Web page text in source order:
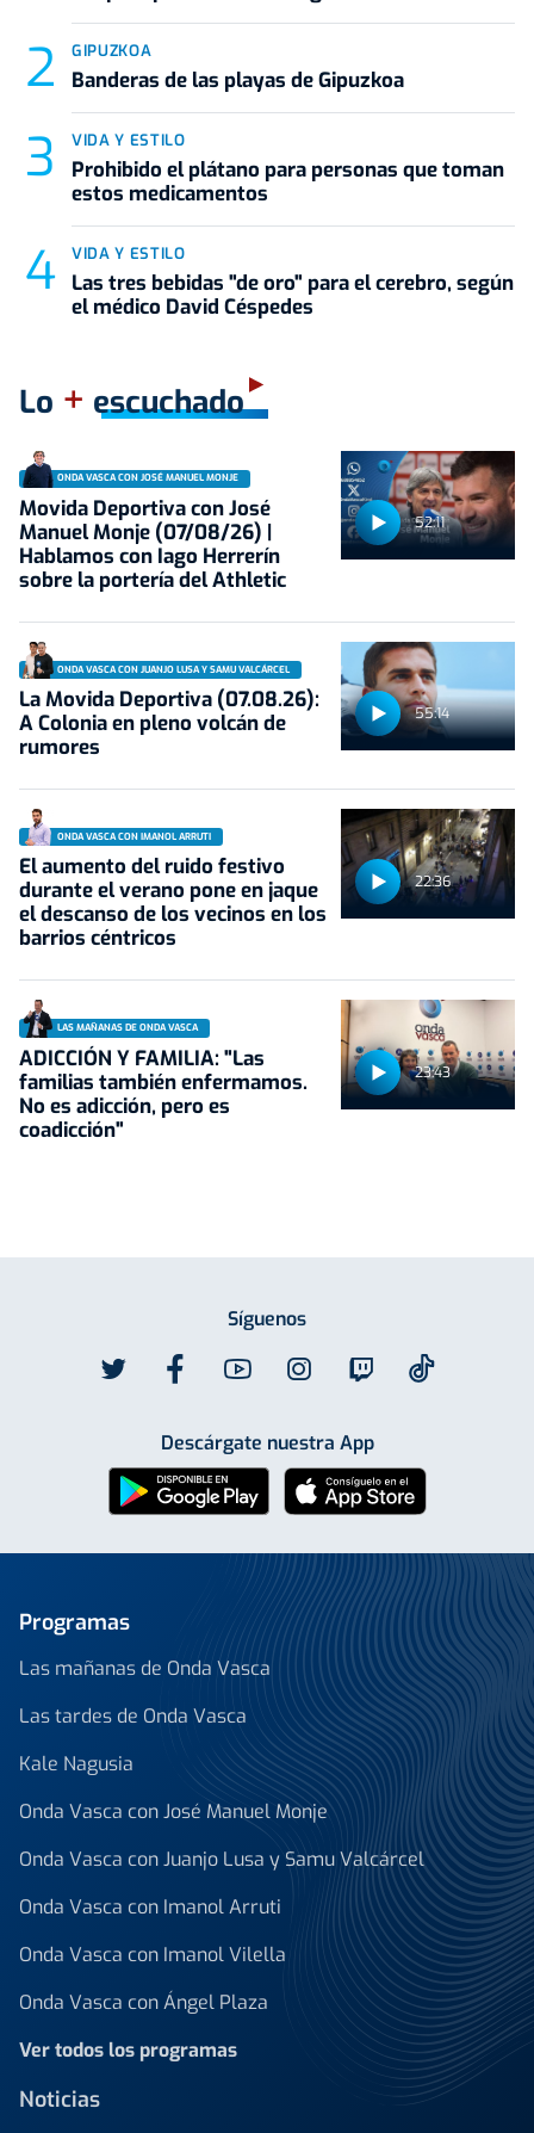
GIPUZKOA
Banderas de las playas de Gipuzkoa
VIDA Y ESTILO
Prohibido el plátano para personas que toman
estos medicamentos
VIDA Y ESTILO
Las tres bebidas "de oro" para el cerebro, según
el médico David Céspedes
Lo + escuchado
52:11
ONDA VASCA CON JOSÉ MANUEL MONJE
Movida Deportiva con José
Manuel Monje (07/08/26) |
Hablamos con Iago Herrerín
sobre la portería del Athletic
55:14
ONDA VASCA CON JUANJO LUSA Y SAMU VALCÁRCEL
La Movida Deportiva (07.08.26):
A Colonia en pleno volcán de
rumores
22:36
ONDA VASCA CON IMANOL ARRUTI
El aumento del ruido festivo
durante el verano pone en jaque
el descanso de los vecinos en los
barrios céntricos
23:43
LAS MAÑANAS DE ONDA VASCA
ADICCIÓN Y FAMILIA: "Las
familias también enfermamos.
No es adicción, pero es
coadicción"
Síguenos
Descárgate nuestra App
Programas
Las mañanas de Onda Vasca
Las tardes de Onda Vasca
Kale Nagusia
Onda Vasca con José Manuel Monje
Onda Vasca con Juanjo Lusa y Samu Valcárcel
Onda Vasca con Imanol Arruti
Onda Vasca con Imanol Vilella
Onda Vasca con Ángel Plaza
Ver todos los programas
Noticias